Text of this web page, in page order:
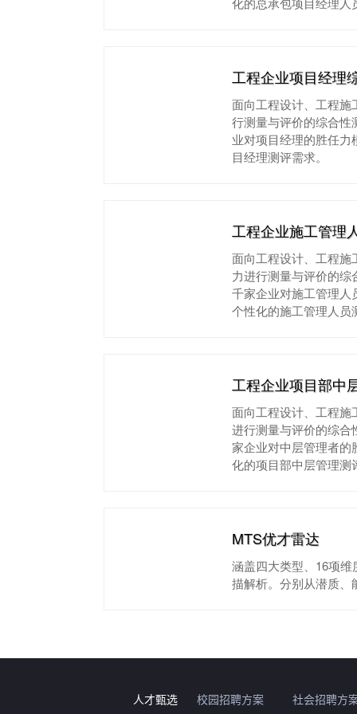
工程企业项目经理
面向工程设计、工程施
行测量与评价的综合
业对项目经理的胜任
目经理测评需求。
工程企业施工管理
面向工程设计、工程施
力进行测量与评价的
千家企业对施工管理人
个性化的施工管理人员
工程企业项目部中
面向工程设计、工程施
进行测量与评价的综
家企业对中层管理者的
化的项目部中层管理测
MTS优才雷达
涵盖四大类型、16项
描解析。分别从潜质、
人才甄选 校园招聘方案
社会招聘方